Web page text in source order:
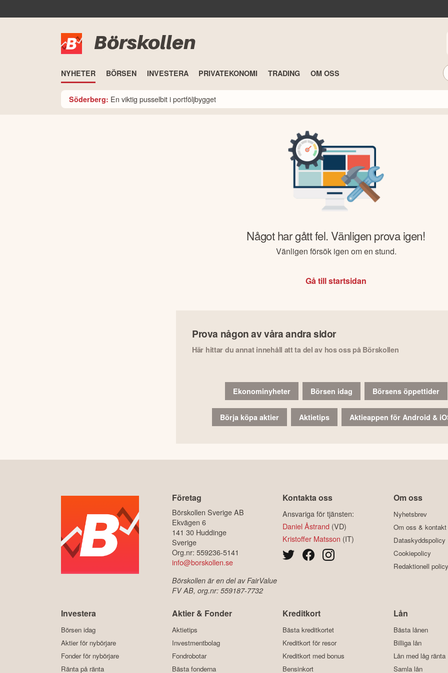
Börskollen
NYHETER BÖRSEN INVESTERA PRIVATEKONOMI TRADING OM OSS
Söderberg: En viktig pusselbit i portföljbygget
Något har gått fel. Vänligen prova igen!
Vänligen försök igen om en stund.
Gå till startsidan
Prova någon av våra andra sidor
Här hittar du annat innehåll att ta del av hos oss på Börskollen
Ekonominyheter Börsen idag Börsens öppettider
Börja köpa aktier Aktietips Aktieappen för Android &
Företag
Börskollen Sverige AB
Ekvägen 6
141 30 Huddinge
Sverige
Org.nr: 559236-5141
info@borskollen.se
Börskollen är en del av FairValue
FV AB, org.nr: 559187-7732
Kontakta oss
Ansvariga för tjänsten:
Daniel Åstrand (VD)
Kristoffer Matsson (IT)
Om oss
Nyhetsbrev
Om oss & kontakt
Dataskyddspolicy
Cookiepolicy
Redaktionell policy
Investera
Börsen idag
Aktier för nybörjare
Fonder för nybörjare
Ränta på ränta
Aktier & Fonder
Aktietips
Investmentbolag
Fondrobotar
Bästa fonderna
Kreditkort
Bästa kreditkortet
Kreditkort för resor
Kreditkort med bonus
Bensinkort
Lån
Bästa lånen
Billiga lån
Lån med låg ränta
Samla lån